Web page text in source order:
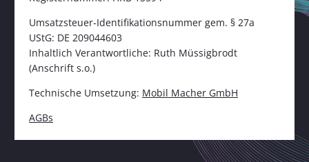
Umsatzsteuer-Identifikationsnummer gem. § 27a
UStG: DE 209044603
Inhaltlich Verantwortliche: Ruth Müssigbrodt
(Anschrift s.o.)
Technische Umsetzung: Mobil Macher GmbH
AGBs